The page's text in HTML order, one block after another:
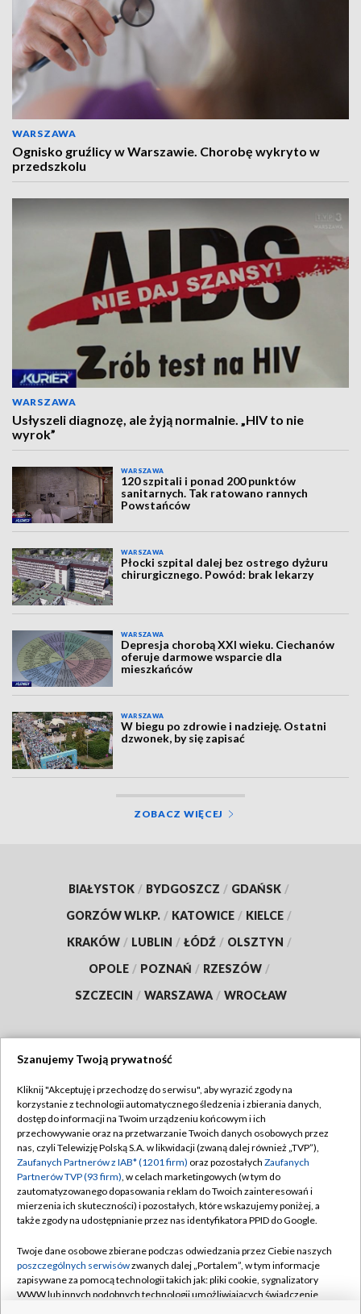
WARSZAWA
Ognisko gruźlicy w Warszawie. Chorobę wykryto w
przedszkolu
WARSZAWA
Usłyszeli diagnozę, ale żyją normalnie. „HIV to nie
wyrok”
WARSZAWA
120 szpitali i ponad 200 punktów
sanitarnych. Tak ratowano rannych
Powstańców
WARSZAWA
Płocki szpital dalej bez ostrego dyżuru
chirurgicznego. Powód: brak lekarzy
WARSZAWA
Depresja chorobą XXI wieku. Ciechanów
oferuje darmowe wsparcie dla
mieszkańców
WARSZAWA
W biegu po zdrowie i nadzieję. Ostatni
dzwonek, by się zapisać
ZOBACZ WIĘCEJ
BIAŁYSTOK / BYDGOSZCZ / GDAŃSK /
GORZÓW WLKP. / KATOWICE / KIELCE /
KRAKÓW / LUBLIN / ŁÓDŹ / OLSZTYN /
OPOLE / POZNAŃ / RZESZÓW /
SZCZECIN / WARSZAWA / WROCŁAW
TVP
Abonament TVP
Emisja w TVP
Centrum informacji TVP
Naziemna Telewizja Cyfrowa
Rada Programowa
System NOS
Regulamin TVP
Polityka prywatności
Moje zgody
Pomoc
Kontakt
Szanujemy Twoją prywatność
Kliknij "Akceptuję i przechodzę do serwisu", aby wyrazić zgody na
korzystanie z technologii automatycznego śledzenia i zbierania danych,
dostęp do informacji na Twoim urządzeniu końcowym i ich
przechowywanie oraz na przetwarzanie Twoich danych osobowych przez
nas, czyli Telewizję Polską S.A. w likwidacji (zwaną dalej również „TVP”),
Zaufanych Partnerów z IAB* (1201 firm) oraz pozostałych Zaufanych
Partnerów TVP (93 firm), w celach marketingowych (w tym do
zautomatyzowanego dopasowania reklam do Twoich zainteresowań i
mierzenia ich skuteczności) i pozostałych, które wskazujemy poniżej, a
także zgody na udostępnianie przez nas identyfikatora PPID do Google.
Twoje dane osobowe zbierane podczas odwiedzania przez Ciebie naszych
poszczególnych serwisówzwanych dalej „Portalem”, w tym informacje
zapisywane za pomocą technologii takich jak: pliki cookie, sygnalizatory
WWW lub innych podobnych technologii umożliwiających świadczenie